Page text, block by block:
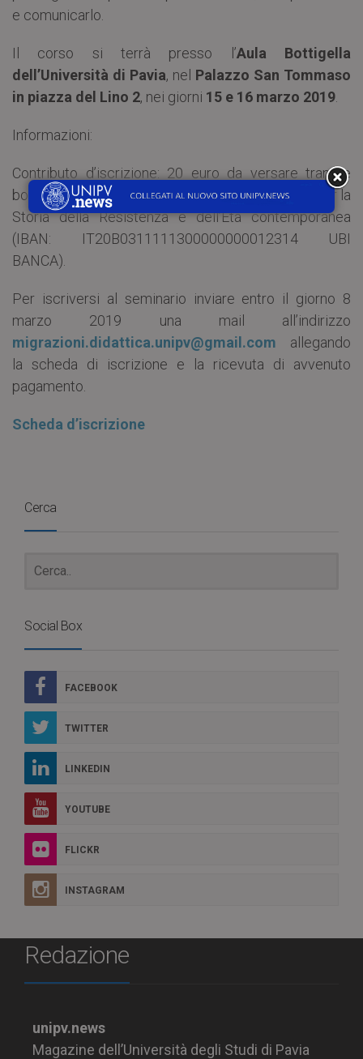
e comunicarlo.
Il corso si terrà presso l’Aula Bottigella
dell’Università di Pavia, nel Palazzo San Tommaso
in piazza del Lino 2, nei giorni 15 e 16 marzo 2019.
Informazioni:
Contributo d’iscrizione: 20 euro da versare tramite
bonifico sul conto corrente bancario dell’Istituto per la
Storia della Resistenza e dell’Età contemporanea
(IBAN: IT20B0311111300000000012314 UBI
BANCA).
Per iscriversi al seminario inviare entro il giorno 8
marzo 2019 una mail all’indirizzo
migrazioni.didattica.unipv@gmail.com allegando
la scheda di iscrizione e la ricevuta di avvenuto
pagamento.
Scheda d’iscrizione
Cerca
Social Box
FACEBOOK
TWITTER
LINKEDIN
YOUTUBE
FLICKR
INSTAGRAM
Redazione
unipv.news
Magazine dell’Università degli Studi di Pavia